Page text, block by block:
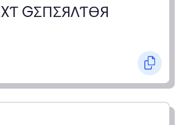
GΣПΣЯΛƬӨЯ